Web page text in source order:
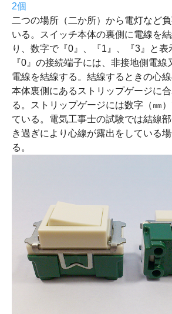
2個
二つの場所（二か所）から電灯など
いる。スイッチ本体の裏側に電線を
り、数字で『0』、『1』、『3』と表
『0』の接続端子には、非接地側電
電線を結線する。結線するときの心
本体裏側にあるストリップゲージに
る。ストリップゲージには数字（㎜
ている。電気工事士の試験では結線
き過ぎにより心線が露出をしている
る。